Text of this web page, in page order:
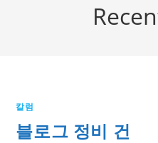
칼럼
블로그 정비 건